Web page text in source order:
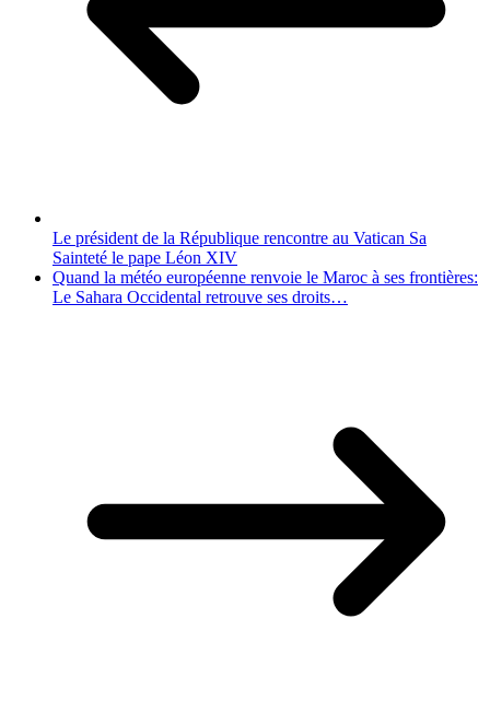
Le président de la République rencontre au Vatican Sa
Sainteté le pape Léon XIV
Quand la météo européenne renvoie le Maroc à ses frontières:
Le Sahara Occidental retrouve ses droits…